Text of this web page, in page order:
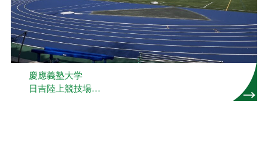
慶應義塾大学
日吉陸上競技場